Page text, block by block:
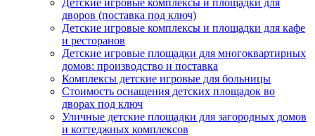
Детские игровые комплексы и площадки для
дворов (поставка под ключ)
Детские игровые комплексы и площадки для кафе
и ресторанов
Детские игровые площадки для многоквартирных
домов: производство и поставка
Комплексы детские игровые для больницы
Стоимость оснащения детских площадок во
дворах под ключ
Уличные детские площадки для загородных домов
и коттеджных комплексов